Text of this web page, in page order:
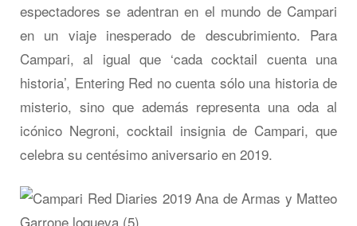
espectadores se adentran en el mundo de Campari
en un viaje inesperado de descubrimiento. Para
Campari, al igual que ‘cada cocktail cuenta una
historia’, Entering Red no cuenta sólo una historia de
misterio, sino que además representa una oda al
icónico Negroni, cocktail insignia de Campari, que
celebra su centésimo aniversario en 2019.